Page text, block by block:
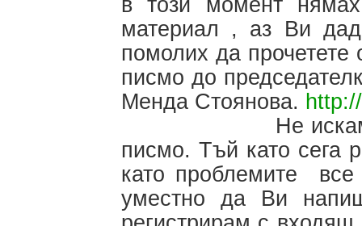
в този момент
материал , аз Ви
помолих да прочетете
писмо до
Менда Стоянова.
Не искам да
писмо. Тъй като сега
като проблемите
уместно да Ви